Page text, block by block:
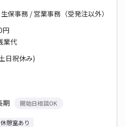
保事務 / 営業事務（受発注以外）
円
業代
日祝休み)
期
開始日相談OK
休憩室あり